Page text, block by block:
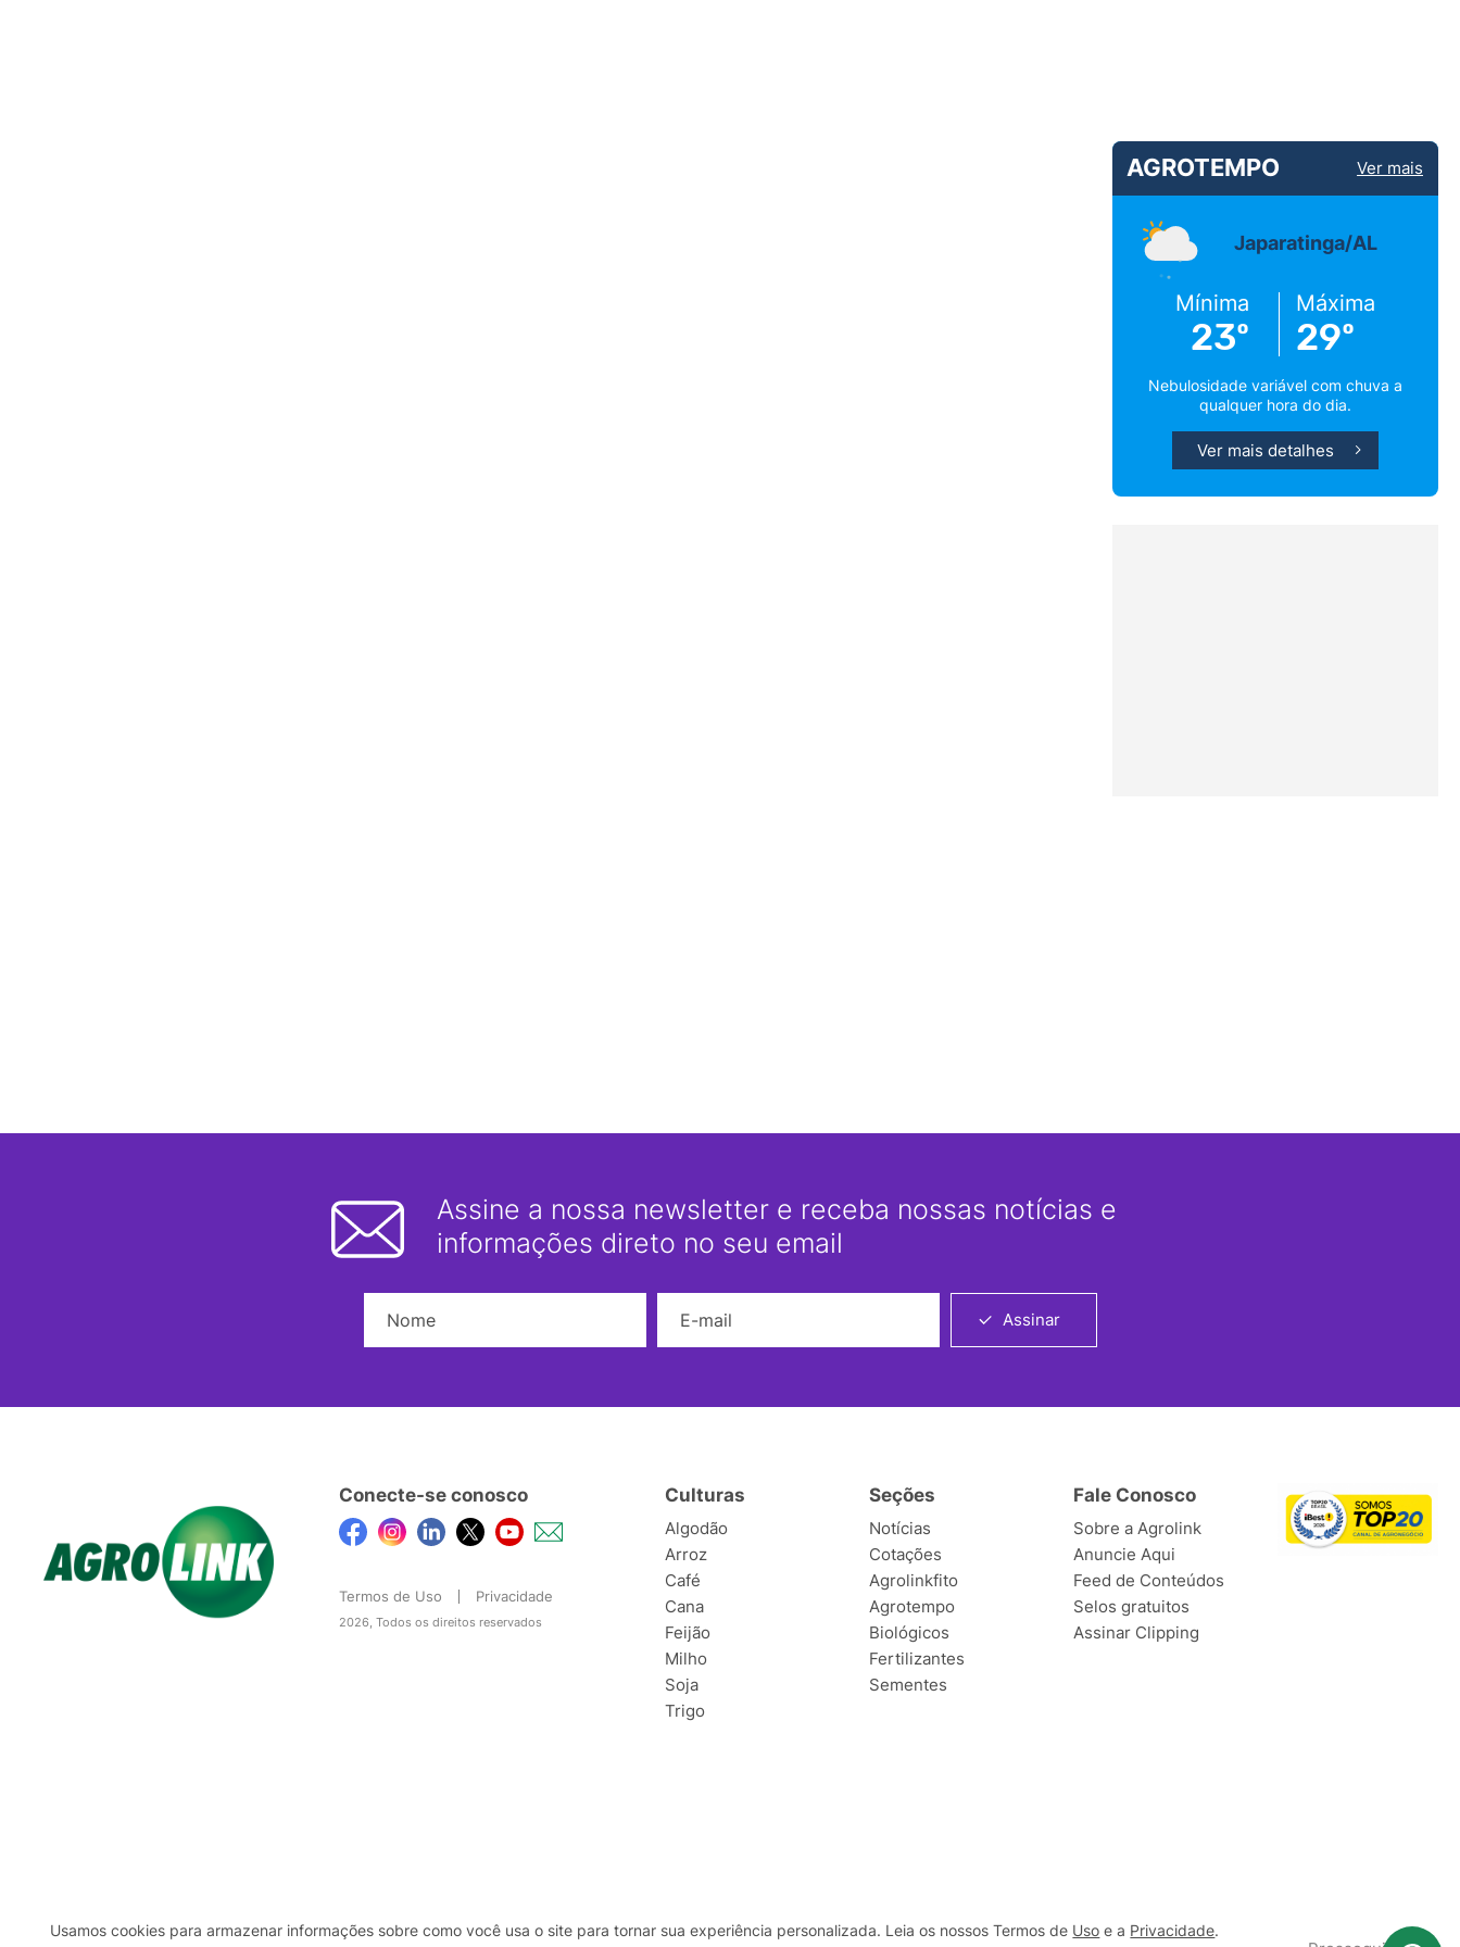
AGROTEMPO Ver mais
Japaratinga/AL
Mínima
23º
Máxima
29º
Nebulosidade variável com chuva a
qualquer hora do dia.
Ver mais detalhes
Assine a nossa newsletter e receba nossas notícias e
informações direto no seu email
Assinar
Conecte-se conosco
Termos de Uso Privacidade
2026, Todos os direitos reservados
Culturas
Algodão
Arroz
Café
Cana
Feijão
Milho
Soja
Trigo
Seções
Notícias
Cotações
Agrolinkfito
Agrotempo
Biológicos
Fertilizantes
Sementes
Fale Conosco
Sobre a Agrolink
Anuncie Aqui
Feed de Conteúdos
Selos gratuitos
Assinar Clipping
Usamos cookies para armazenar informações sobre como você usa o site para tornar sua experiência personalizada. Leia os nossos Termos de Uso e a Privacidade.